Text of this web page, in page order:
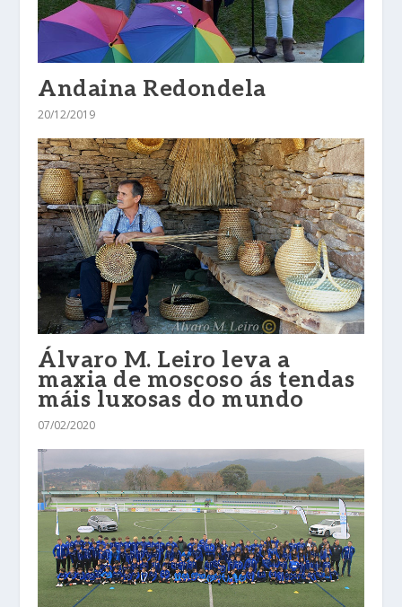
Andaina Redondela
20/12/2019
Álvaro M. Leiro leva a
maxia de moscoso ás tendas
máis luxosas do mundo
07/02/2020